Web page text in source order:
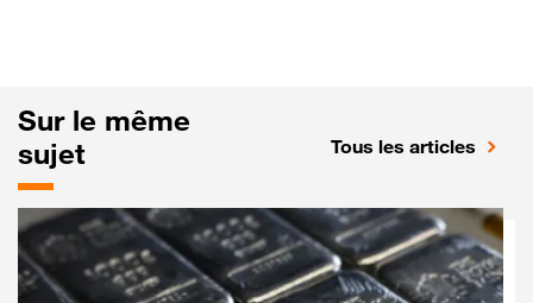
Sur le même
sujet
Tous les articles